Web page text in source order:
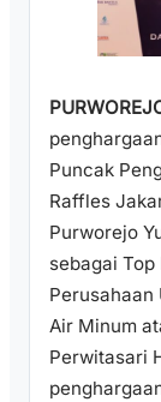
Puncak
Raffles
Purworejo
sebagai
Perusahaan
Air Minum
Perwitasari